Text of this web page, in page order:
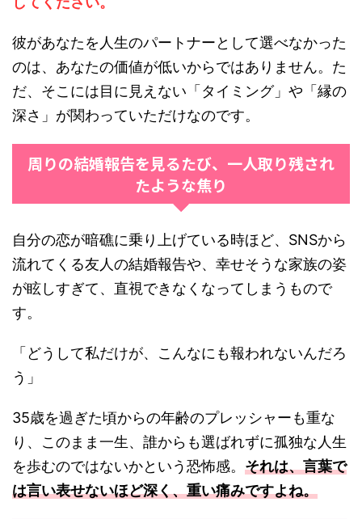
彼があなたを人生のパートナーとして選べなかった
のは、あなたの価値が低いからではありません。た
だ、そこには目に見えない「タイミング」や「縁の
深さ」が関わっていただけなのです。
周りの結婚報告を見るたび、一人取り残され
たような焦り
自分の恋が暗礁に乗り上げている時ほど、SNSから
流れてくる友人の結婚報告や、幸せそうな家族の姿
が眩しすぎて、直視できなくなってしまうもので
す。
「どうして私だけが、こんなにも報われないんだろ
う」
35歳を過ぎた頃からの年齢のプレッシャーも重な
り、このまま一生、誰からも選ばれずに孤独な人生
を歩むのではないかという恐怖感。 それは、言葉で
は言い表せないほど深く、重い痛みですよね。